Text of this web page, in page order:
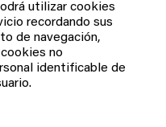
utilizar cookies
recordando sus
de navegación,
no
identificable de